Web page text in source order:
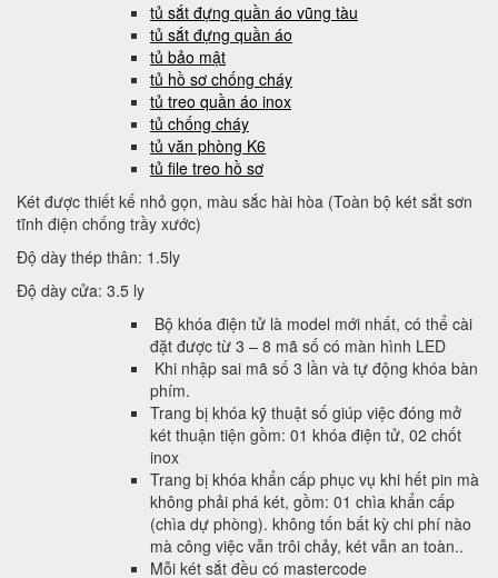
tủ sắt đựng quần áo vũng tàu
tủ sắt đựng quần áo
tủ bảo mật
tủ hồ sơ chống cháy
tủ treo quần áo inox
tủ chống cháy
tủ văn phòng K6
tủ file treo hồ sơ
Két được thiết kế nhỏ gọn, màu sắc hài hòa (Toàn bộ két sắt sơn
tĩnh điện chống trầy xước)
Độ dày thép thân: 1.5ly
Độ dày cửa: 3.5 ly
Bộ khóa điện tử là model mới nhất, có thể cài
đặt được từ 3 – 8 mã số có màn hình LED
Khi nhập sai mã số 3 lần và tự động khóa bàn
phím.
Trang bị khóa kỹ thuật số giúp việc đóng mở
két thuận tiện gồm: 01 khóa điện tử, 02 chốt
inox
Trang bị khóa khẩn cấp phục vụ khi hết pin mà
không phải phá két, gồm: 01 chìa khẩn cấp
(chìa dự phòng). không tốn bất kỳ chi phí nào
mà công việc vẫn trôi chảy, két vẫn an toàn..
Mỗi két sắt đều có mastercode